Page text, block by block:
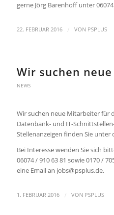
gerne Jörg Barenhoff unter
22. FEBRUAR 2016 / VON PSPLUS
Wir suchen
NEWS
Wir suchen neue Mitarbeiter für
Datenbank- und IT-
Stellenanzeigen finden Sie unter
Bei Interesse wenden Sie sich
06074 / 910 63 81 sowie 0170 /
eine Email an jobs@psplus.de.
1. FEBRUAR 2016 / VON PSPLUS